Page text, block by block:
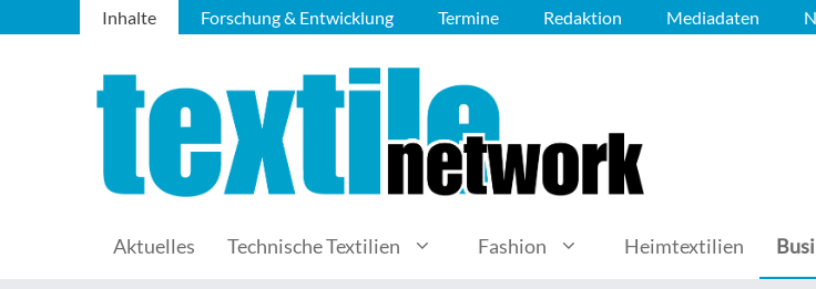
Inhalte Forschung & Entwicklung Termine Redaktion Mediadaten
Aktuelles Technische Textilien Fashion Heimtextilien